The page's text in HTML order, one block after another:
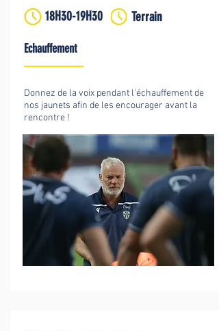
18H30-19H30 Terrain
Echauffement
Donnez de la voix pendant l'échauffement de
nos jaunets afin de les encourager avant la
rencontre !